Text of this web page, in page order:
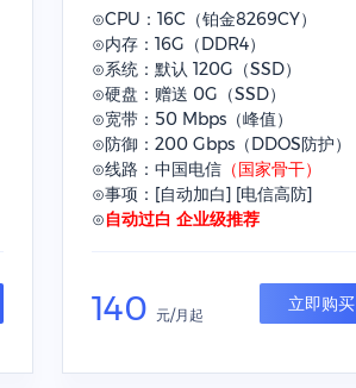
⊙CPU：16C（铂金8269CY）
⊙内存：16G（DDR4）
⊙系统：默认 120G（SSD）
⊙硬盘：赠送 0G（SSD）
⊙宽带：50 Mbps（峰值）
⊙防御：200 Gbps（DDOS防护）
⊙线路：中国电信 （国家骨干）
⊙事项：[自动加白] [电信高防]
⊙自动过白 企业级推荐
140元/月起
立即购买